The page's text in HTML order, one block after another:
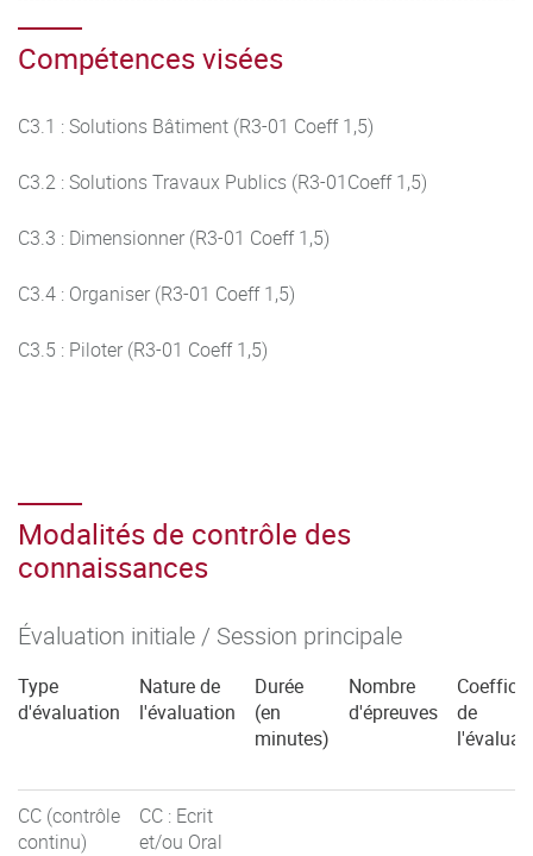
Compétences visées
C3.1 : Solutions Bâtiment (R3-01 Coeff 1,5)
C3.2 : Solutions Travaux Publics (R3-01Coeff 1,5)
C3.3 : Dimensionner (R3-01 Coeff 1,5)
C3.4 : Organiser (R3-01 Coeff 1,5)
C3.5 : Piloter (R3-01 Coeff 1,5)
Modalités de contrôle des
connaissances
Évaluation initiale / Session principale
Type
d'évaluation
Nature de
l'évaluation
Durée
(en
minutes)
Nombre
d'épreuves
de
CC (contrôle
continu)
CC : Ecrit
et/ou Oral